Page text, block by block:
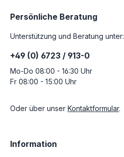
Persönliche Beratung
Unterstützung und Beratung unter:
+49 (0) 6723 / 913-0
Mo-Do 08:00 - 16:30 Uhr
Fr 08:00 - 15:00 Uhr
Oder über unser Kontaktformular.
Information